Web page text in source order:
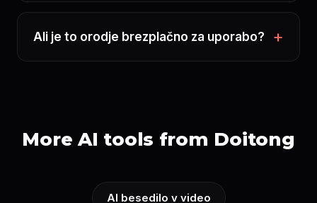
Ali je to orodje brezplačno za uporabo?
More AI tools from Doitong
AI besedilo v video